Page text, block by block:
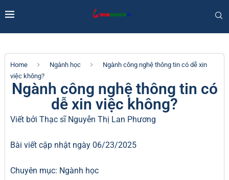
Home Ngành học
Ngành công nghệ thông tin có dễ xin
việc không?
Ngành công nghệ thông tin có
dễ xin việc không?
Viết bởi Thạc sĩNguyễn Thị Lan Phương
Bài viết cập nhật ngày 06/23/2025
Chuyên mục: Ngành học